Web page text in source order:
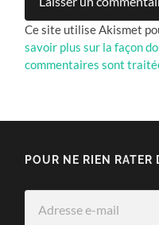
Ce site utilise Akismet
savoir plus sur la façon
commentaires sont
POUR NE RIEN RATER